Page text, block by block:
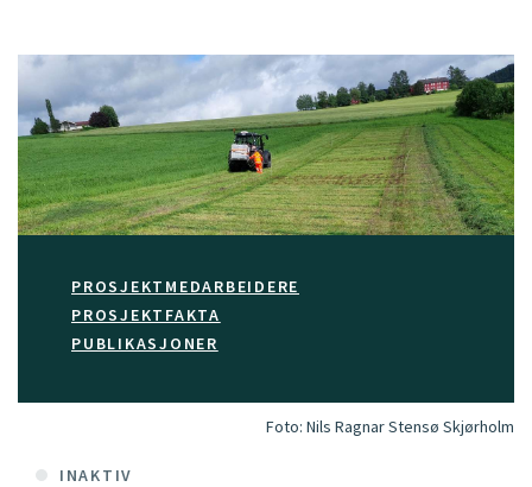
PROSJEKTMEDARBEIDERE
PROSJEKTFAKTA
PUBLIKASJONER
Foto: Nils Ragnar Stensø Skjørholm
INAKTIV